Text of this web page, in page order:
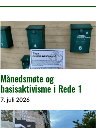
Månedsmøte og
basisaktivisme i Rede 1
7. juli 2026